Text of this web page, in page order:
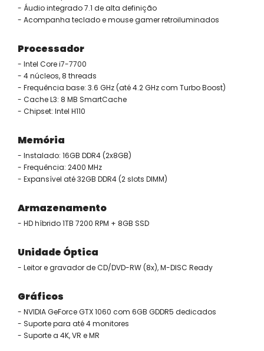
- Áudio integrado 7.1 de alta definição
- Acompanha teclado e mouse gamer retroiluminados
Processador
- Intel Core i7-7700
- 4 núcleos, 8 threads
- Frequência base: 3.6 GHz (até 4.2 GHz com Turbo Boost)
- Cache L3: 8 MB SmartCache
- Chipset: Intel H110
Memória
- Instalado: 16GB DDR4 (2x8GB)
- Frequência: 2400 MHz
- Expansível até 32GB DDR4 (2 slots DIMM)
Armazenamento
- HD híbrido 1TB 7200 RPM + 8GB SSD
Unidade Óptica
- Leitor e gravador de CD/DVD-RW (8x), M-DISC Ready
Gráficos
- NVIDIA GeForce GTX 1060 com 6GB GDDR5 dedicados
- Suporte para até 4 monitores
- Suporte a 4K, VR e MR